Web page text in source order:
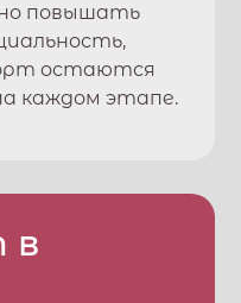
повышать
остаются
каждом этапе.
в